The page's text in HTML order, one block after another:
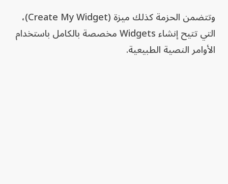
وتتضمن الحزمة كذلك ميزة (Create My Widget)،
التي تتيح إنشاء Widgets مخصصة بالكامل باستخدام
الأوامر النصية الطبيعية.